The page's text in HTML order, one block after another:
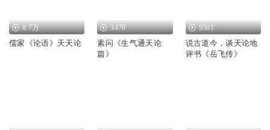
8.7万
儒家《论语》天天论
3470
素问《生气通天论
篇》
9501
说古道今，谈天论地
评书《岳飞传》